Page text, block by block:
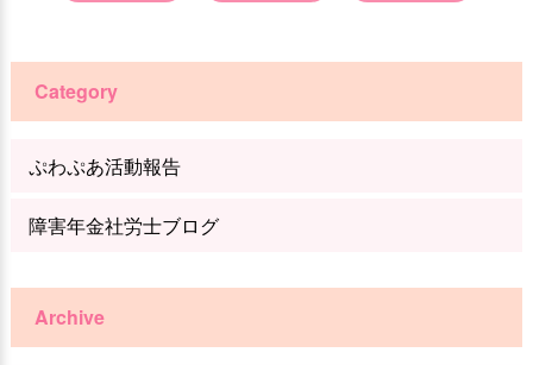
Category
ぷわぷあ活動報告
障害年金社労士ブログ
Archive